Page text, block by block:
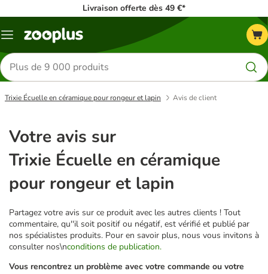
Livraison offerte dès 49 €*
Menu
Rechercher
des
produits
Trixie Écuelle en céramique pour rongeur et lapin Avis de client
Votre avis sur
Trixie Écuelle en céramique
pour rongeur et lapin
Partagez votre avis sur ce produit avec les autres clients ! Tout
commentaire, qu''il soit positif ou négatif, est vérifié et publié par
nos spécialistes produits. Pour en savoir plus, nous vous invitons à
consulter nos\nconditions de publication.
Vous rencontrez un problème avec votre commande ou votre